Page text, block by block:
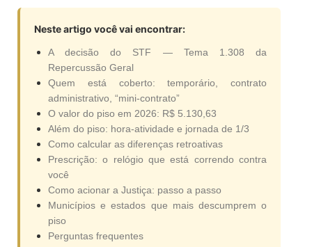
Neste artigo você vai encontrar:
A decisão do STF — Tema 1.308 da
Repercussão Geral
Quem está coberto: temporário, contrato
administrativo, “mini-contrato”
O valor do piso em 2026: R$ 5.130,63
Além do piso: hora-atividade e jornada de 1/3
Como calcular as diferenças retroativas
Prescrição: o relógio que está correndo contra
você
Como acionar a Justiça: passo a passo
Municípios e estados que mais descumprem o
piso
Perguntas frequentes